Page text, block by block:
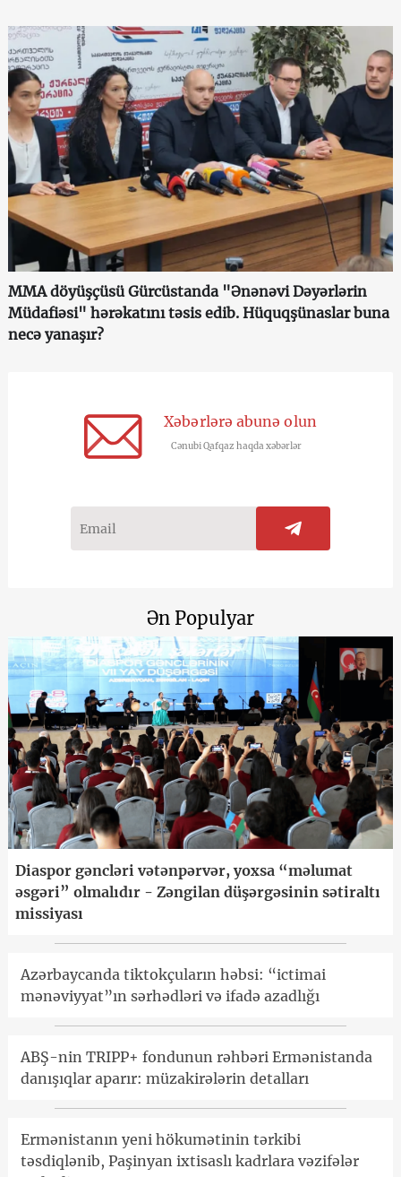
MMA döyüşçüsü Gürcüstanda "Ənənəvi Dəyərlərin
Müdafiəsi" hərəkatını təsis edib. Hüquqşünaslar buna
necə yanaşır?
Xəbərlərə abunə olun
Cənubi Qafqaz haqda xəbərlər
Ən Populyar
Diaspor gəncləri vətənpərvər, yoxsa “məlumat
əsgəri” olmalıdır - Zəngilan düşərgəsinin sətiraltı
missiyası
Azərbaycanda tiktokçuların həbsi: “ictimai
mənəviyyat”ın sərhədləri və ifadə azadlığı
ABŞ-nin TRIPP+ fondunun rəhbəri Ermənistanda
danışıqlar aparır: müzakirələrin detalları
Ermənistanın yeni hökumətinin tərkibi
təsdiqlənib, Paşinyan ixtisaslı kadrlara vəzifələr